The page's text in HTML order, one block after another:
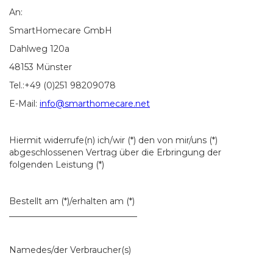
An:
SmartHomecare GmbH
Dahlweg 120a
48153 Münster
Tel.:+49 (0)251 98209078
E-Mail: info@smarthomecare.net
Hiermit widerrufe(n) ich/wir (*) den von mir/uns (*)
abgeschlossenen Vertrag über die Erbringung der
folgenden Leistung (*)
Bestellt am (*)/erhalten am (*)
Namedes/der Verbraucher(s)